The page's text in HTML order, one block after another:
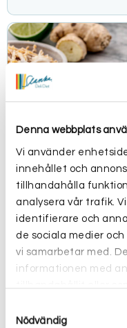
Denna webbplats
Vi använder
innehållet och
tillhandahålla
analysera vår trafik.
identifierare och
de sociala medier
vi samarbetar med.
informationen med
Nödvändig
Kyckling – 12 måltider
409.00krinkl. moms